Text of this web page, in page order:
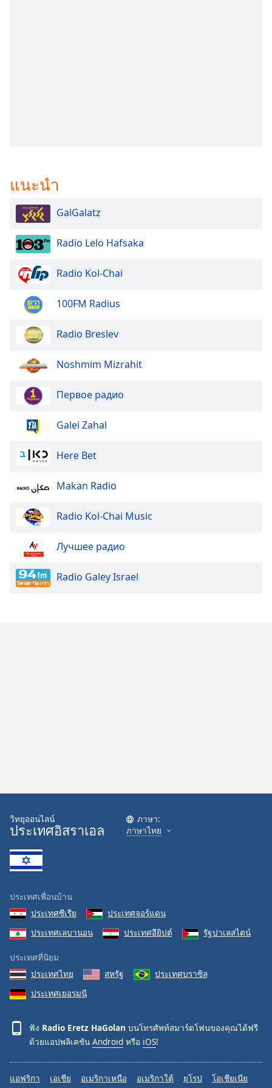
modal
window.
Beginning
dialog
Escape
cancel
window.
Opacity
Background
Opacity
Font
Family
Reset
Close
Modal
Dialog
window.
แนะนำ
GalGalatz
Radio Lelo Hafsaka
Radio Kol-Chai
100FM Radius
Radio Breslev
Noshmim Mizrahit
Первое радио
Galei Zahal
Here Bet
Makan Radio
Radio Kol-Chai Music
Лучшее радио
Radio Galey Israel
วิทยุออนไลน์
ประเทศอิสราเอล
ภาษา:
ภาษาไทย
ประเทศเพื่อนบ้าน
ประเทศซีเรีย
ประเทศจอร์แดน
ประเทศเลบานอน
ประเทศอียิปต์ รัฐปาเลสไตน์
ประเทศที่นิยม
ประเทศไทย
สหรัฐ
ประเทศบราซิล
ประเทศเยอรมนี
ฟัง Radio Eretz HaGolan บนโทรศัพท์สมาร์ตโฟนของคุณได้ฟรี
ด้วยแอปพลิเคชัน Android หรือ iOS!
แอฟริกา เอเชีย อเมริกาเหนือ อเมริกาใต้ ยุโรป โอเชียเนีย